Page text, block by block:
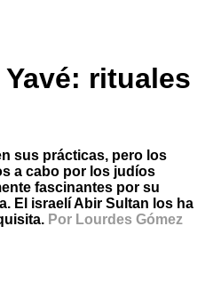
rituales
sus prácticas, pero los
a cabo por los judíos
fascinantes por su
El israelí Abir Sultan los ha
Por Lourdes Gómez